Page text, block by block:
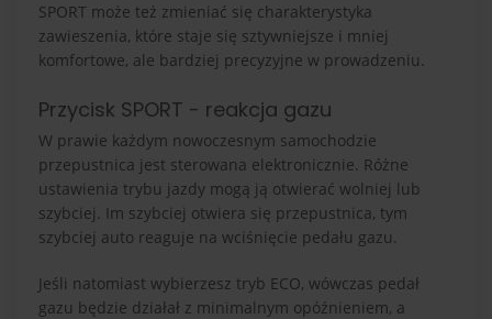
SPORT może też zmieniać się charakterystyka
zawieszenia, które staje się sztywniejsze i mniej
komfortowe, ale bardziej precyzyjne w prowadzeniu.
Przycisk SPORT - reakcja gazu
W prawie każdym nowoczesnym samochodzie
przepustnica jest sterowana elektronicznie. Różne
ustawienia trybu jazdy mogą ją otwierać wolniej lub
szybciej. Im szybciej otwiera się przepustnica, tym
szybciej auto reaguje na wciśnięcie pedału gazu.
Jeśli natomiast wybierzesz tryb ECO, wówczas pedał
gazu będzie działał z minimalnym opóźnieniem, a